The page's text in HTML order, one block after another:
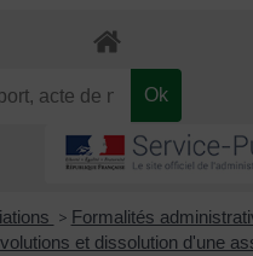
> Formalités
et dissolution d'une